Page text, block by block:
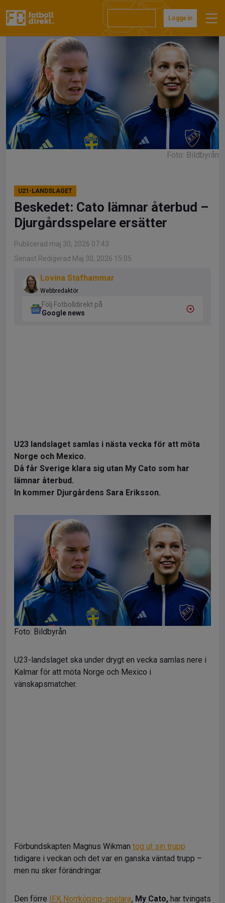
till
Logga in
Foto: Bildbyrån
U21-LANDSLAGET
Beskedet: Cato lämnar återbud –
Djurgårdsspelare ersätter
Publicerad maj 30, 2026 07:43
Senast Redigerad Maj 30, 2026 15:05
Lovina Stafhammar
Webbredaktör
Följ Fotbolldirekt på
Google news
U23 landslaget samlas i nästa vecka för att möta
Norge och Mexico.
Då får Sverige klara sig utan My Cato som har
lämnar återbud.
In kommer Djurgårdens Sara Eriksson.
Foto: Bildbyrån
U23-landslaget ska under drygt en vecka samlas nere i
Kalmar för att möta Norge och Mexico i
vänskapsmatcher.
Förbundskapten Magnus Wikman tog ut sin trupp
tidigare i veckan och det var en ganska väntad trupp –
men nu sker förändringar.
Den förre IFK Norrköping-spelare, My Cato, har tvingats